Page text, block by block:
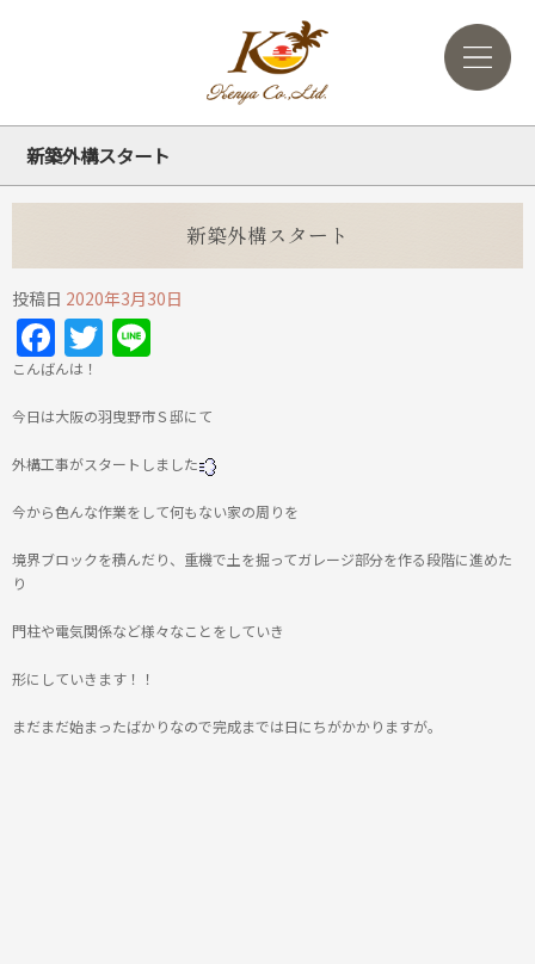
新築外構スタート
新築外構スタート
投稿日 2020年3月30日
Facebook
Twitter
こんばんは！
今日は大阪の羽曳野市Ｓ邸にて
外構工事がスタートしました
今から色んな作業をして何もない家の周りを
境界ブロックを積んだり、重機で土を掘ってガレージ部分を作る段階に進めた
り
門柱や電気関係など様々なことをしていき
形にしていきます！！
まだまだ始まったばかりなので完成までは日にちがかかりますが。